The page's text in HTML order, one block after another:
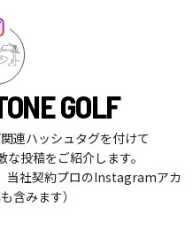
GOLF
連ハッシュタグを付けて
投稿をご紹介します。
当社契約プロのInstagramアカ
含みます）